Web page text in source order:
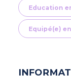
Education
Equipé(e)